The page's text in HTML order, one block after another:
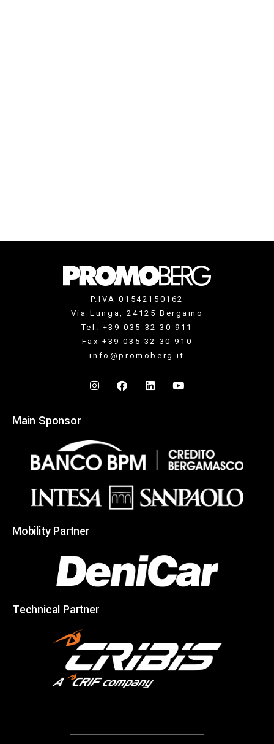
P.IVA 01542150162
Via Lunga, 24125 Bergamo
Tel. +39 035 32 30 911
Fax +39 035 32 30 910
info@promoberg.it
Main Sponsor
Mobility Partner
Technical Partner